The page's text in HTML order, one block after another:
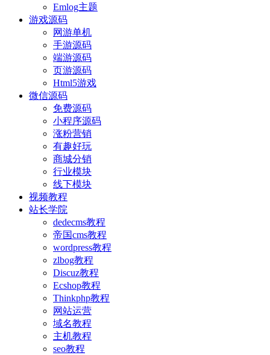
Emlog主题
游戏源码
网游单机
手游源码
端游源码
页游源码
Html5游戏
微信源码
免费源码
小程序源码
涨粉营销
有趣好玩
商城分销
行业模块
线下模块
视频教程
站长学院
dedecms教程
帝国cms教程
wordpress教程
zlbog教程
Discuz教程
Ecshop教程
Thinkphp教程
网站运营
域名教程
主机教程
seo教程